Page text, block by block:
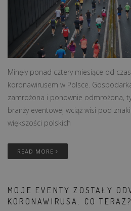
Minęły ponad cztery miesiące od
koronawirusem w Polsce.
zamrożona i ponownie odmrożona,
branży eventowej wciąż wisi pod
większości polskich
READ MORE
MOJE EVENTY ZOSTAŁY
KORONAWIRUSA. CO TERAZ?